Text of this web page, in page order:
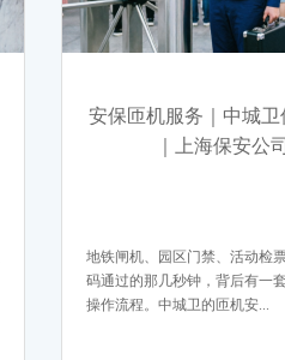
安保匝机服务｜中城卫
｜上海保安公司
地铁闸机、园区门禁、活动检
码通过的那几秒钟，背后有一
操作流程。中城卫的匝机安...